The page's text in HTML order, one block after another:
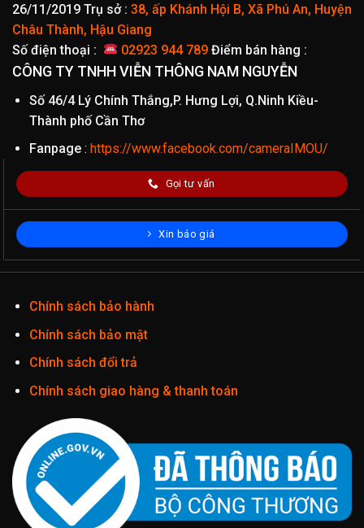
26/11/2019 Trụ sở : 38, ấp Khánh Hội B, Xã Phú An, Huyện
Châu Thành, Hậu Giang
Số điện thoại :
02923 944 789 Điểm bán hàng :
CÔNG TY TNHH VIỄN THÔNG NAM NGUYỄN
Số 46/4 Lý Chính Thắng,P. Hưng Lợi, Q.Ninh Kiều-
Thành phố Cần Thơ
Fanpage: https://www.facebook.com/cameraIMOU/
Gọi tư vấn
Xin báo giá
Chính sách bảo hành
Chính sách bảo mật
Chính sách đổi trả
Chính sách giao hàng & thanh toán